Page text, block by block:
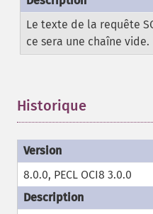
Le texte de la requête
ce sera une chaîne vide.
Historique
8.0.0, PECL OCI8 3.0.0